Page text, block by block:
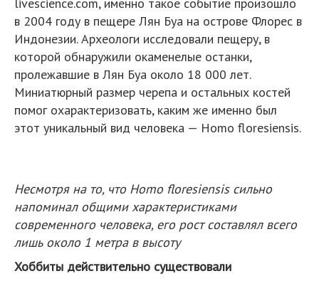
в 2004 году в пещере Лян Буа на острове Флорес в
Индонезии. Археологи исследовали пещеру, в
которой обнаружили окаменелые останки,
пролежавшие в Лян Буа около 18 000 лет.
Миниатюрный размер черепа и остальных костей
помог охарактеризовать, каким же именно был
этот уникальный вид человека — Homo floresiensis.
Несмотря на то, что Homo floresiensis сильно
напоминал общими характеристиками
современного человека, его рост составлял всего
лишь около 1 метра в высоту
Хоббиты действительно существовали